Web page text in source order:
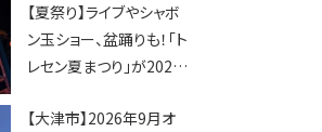
ップ・交通規制に近隣施
設の駐車場情報なども
要チェック★
【夏祭り】ライブやシャボ
ン玉ショー、盆踊りも！「ト
レセン夏まつり」が2026
【大津市】2026年9月オ